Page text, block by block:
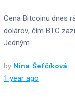
Cena Bitcoinu dnes
dolárov, čím BTC
Jedným...
by Nina Šefčíková
1 year ago